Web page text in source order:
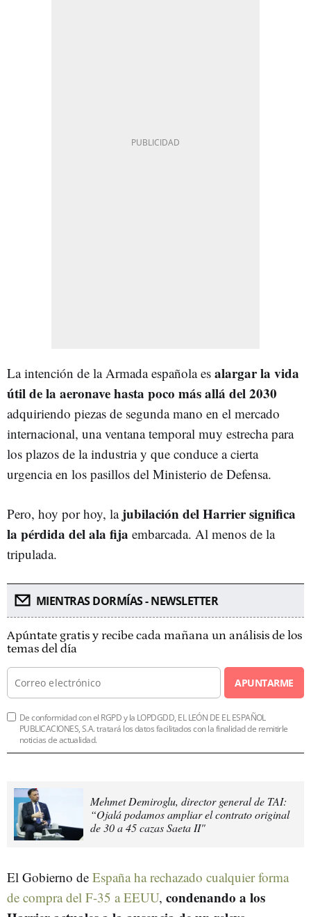
La intención de la Armada española es alargar la vida
útil de la aeronave hasta poco más allá del 2030
adquiriendo piezas de segunda mano en el mercado
internacional, una ventana temporal muy estrecha para
los plazos de la industria y que conduce a cierta
urgencia en los pasillos del Ministerio de Defensa.
Pero, hoy por hoy, la jubilación del Harrier significa
la pérdida del ala fija embarcada. Al menos de la
tripulada.
MIENTRAS DORMÍAS - NEWSLETTER
Apúntate gratis y recibe cada mañana un análisis de los
temas del día
APUNTARME
De conformidad con el RGPD y la LOPDGDD, EL LEÓN DE EL ESPAÑOL
PUBLICACIONES, S.A. tratará los datos facilitados con la finalidad de remitirle
noticias de actualidad.
Mehmet Demiroglu, director general de TAI:
“Ojalá podamos ampliar el contrato original
de 30 a 45 cazas Saeta II"
El Gobierno de España ha rechazado cualquier forma
de compra del F-35 a EEUU, condenando a los